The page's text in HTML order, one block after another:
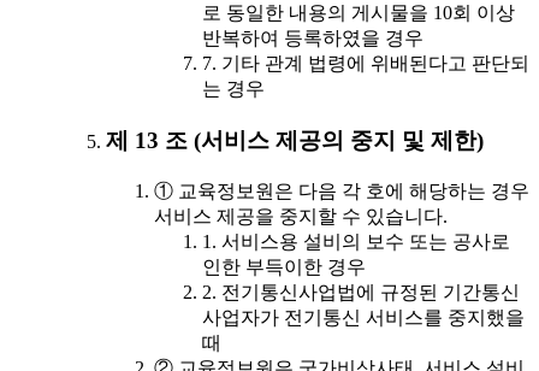
로 동일한 내용의 게시물을 10회 이상
반복하여 등록하였을 경우
7. 기타 관계 법령에 위배된다고 판단되
는 경우
제 13 조 (서비스 제공의 중지 및 제한)
① 교육정보원은 다음 각 호에 해당하는 경우
서비스 제공을 중지할 수 있습니다.
1. 서비스용 설비의 보수 또는 공사로
인한 부득이한 경우
2. 전기통신사업법에 규정된 기간통신
사업자가 전기통신 서비스를 중지했을
때